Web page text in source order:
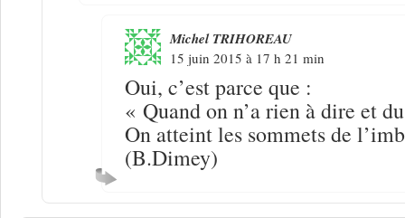
Michel TRIHOREAU
15 juin 2015 à 17 h 21 min
Oui, c’est parce que :
« Quand on n’a rien à dire et
On atteint les sommets de
(B.Dimey)